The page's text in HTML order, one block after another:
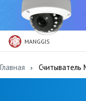
MANGGIS
Главная Считыватель